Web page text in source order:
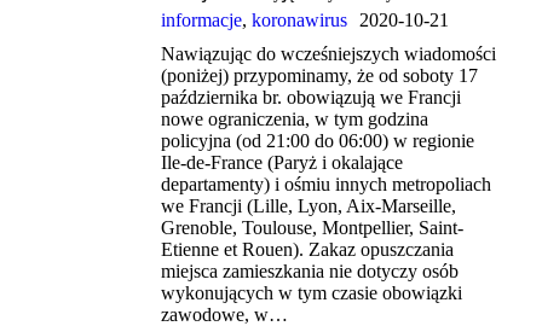
informacje, koronawirus
2020-10-21
Nawiązując do wcześniejszych wiadomości
(poniżej) przypominamy, że od soboty 17
października br. obowiązują we Francji
nowe ograniczenia, w tym godzina
policyjna (od 21:00 do 06:00) w regionie
Ile-de-France (Paryż i okalające
departamenty) i ośmiu innych metropoliach
we Francji (Lille, Lyon, Aix-Marseille,
Grenoble, Toulouse, Montpellier, Saint-
Etienne et Rouen). Zakaz opuszczania
miejsca zamieszkania nie dotyczy osób
wykonujących w tym czasie obowiązki
zawodowe, w…